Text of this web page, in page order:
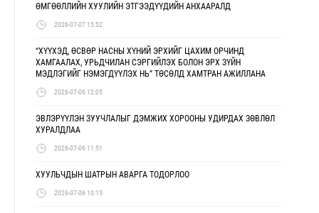
ӨМГӨӨЛЛИЙН ХУУЛИЙН ЭТГЭЭДҮҮДИЙН АНХААРАЛД
2026-07-07 15:52
“ХҮҮХЭД, ӨСВӨР НАСНЫ ХҮНИЙ ЭРХИЙГ ЦАХИМ ОРЧИНД
ХАМГААЛАХ, УРЬДЧИЛАН СЭРГИЙЛЭХ БОЛОН ЭРХ ЗҮЙН
МЭДЛЭГИЙГ НЭМЭГДҮҮЛЭХ НЬ” ТӨСӨЛД ХАМТРАН АЖИЛЛАНА
2026-07-06 12:05
ЭВЛЭРҮҮЛЭН ЗУУЧЛАЛЫГ ДЭМЖИХ ХОРООНЫ УДИРДАХ ЗӨВЛӨЛ
ХУРАЛДЛАА
2026-07-06 11:51
ХУУЛЬЧДЫН ШАТРЫН АВАРГА ТОДОРЛОО
2026-07-06 10:15